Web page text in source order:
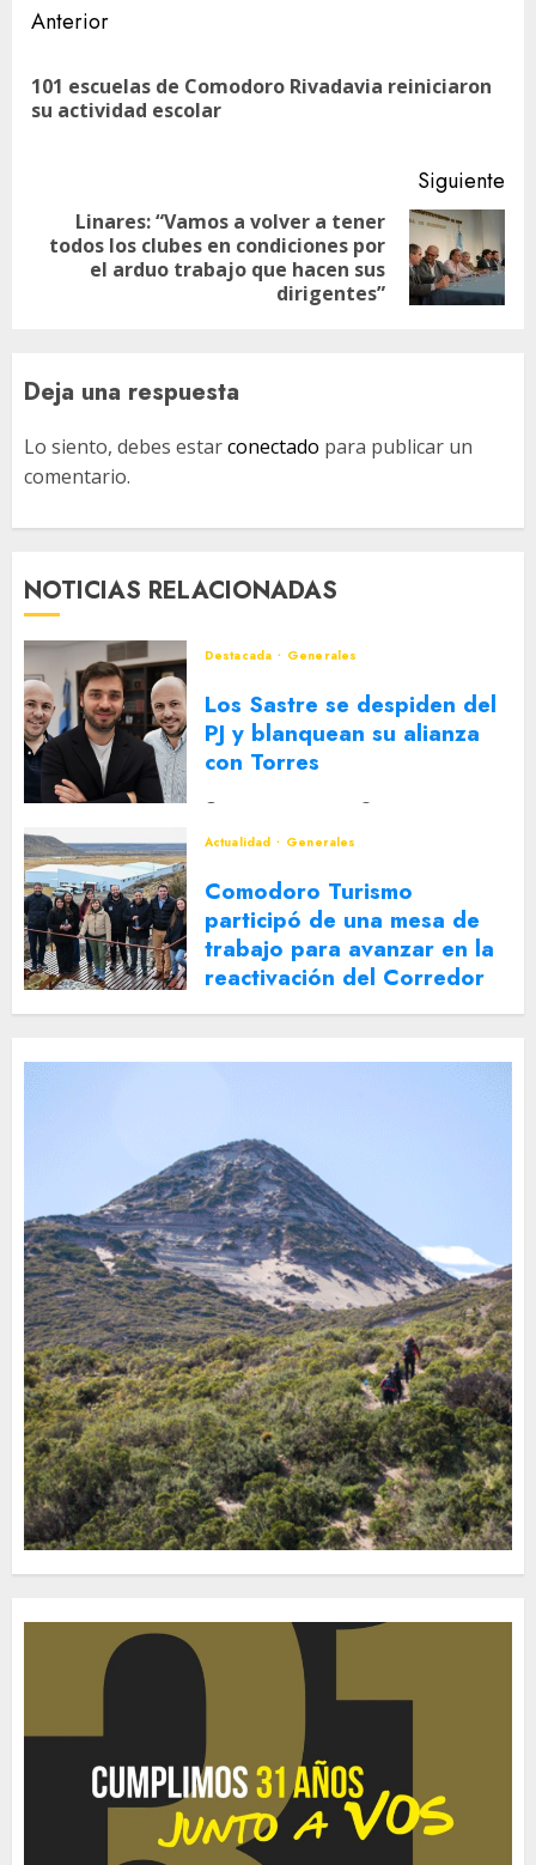
Navegación
de
entradas
Anterior
101 escuelas de Comodoro Rivadavia reiniciaron
su actividad escolar
Siguiente
Siguiente
entrada:
Linares: “Vamos a volver a tener
todos los clubes en condiciones por
el arduo trabajo que hacen sus
dirigentes”
Deja una respuesta
Lo siento, debes estarconectado para publicar un
comentario.
NOTICIAS RELACIONADAS
Destacada Generales
Los Sastre se despiden del
PJ y blanquean su alianza
con Torres
Actualidad
Generales
Comodoro Turismo
participó de una mesa de
trabajo para avanzar en la
reactivación del Corredor
Turístico Integrado